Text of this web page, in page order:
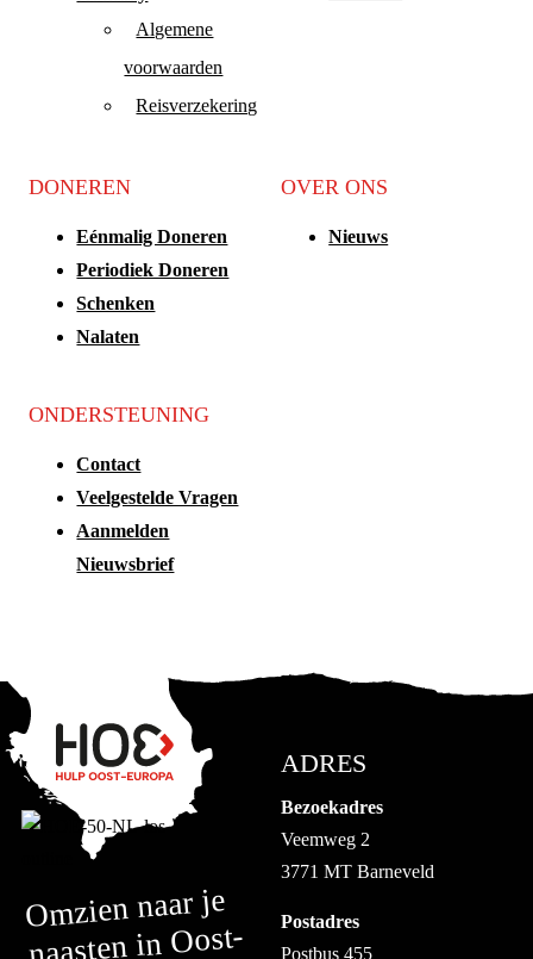
Algemene
voorwaarden
Reisverzekering
DONEREN
Eénmalig Doneren
Periodiek Doneren
Schenken
Nalaten
OVER ONS
Nieuws
ONDERSTEUNING
Contact
Veelgestelde Vragen
Aanmelden
Nieuwsbrief
Omzien naar je
naasten in Oost-
ADRES
Bezoekadres
Veemweg 2
3771 MT Barneveld
Postadres
Postbus 455